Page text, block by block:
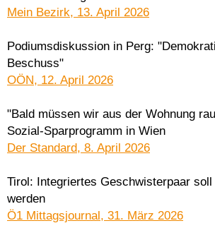
Mein Bezirk, 13. April 2026
Podiumsdiskussion in Perg:
Beschuss"
OÖN, 12. April 2026
"Bald müssen wir aus der Wohnung
Sozial-Sparprogramm in Wien
Der Standard, 8. April 2026
Tirol: Integriertes Geschwisterpaar soll
werden
Ö1 Mittagsjournal, 31. März 2026